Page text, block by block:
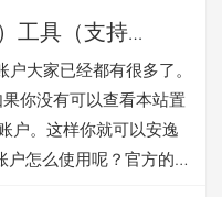
工具（支持
下载以及使用方
大家已经都有很多了。
你没有可以查看本站置
户。这样你就可以安逸
怎么使用呢？官方的方